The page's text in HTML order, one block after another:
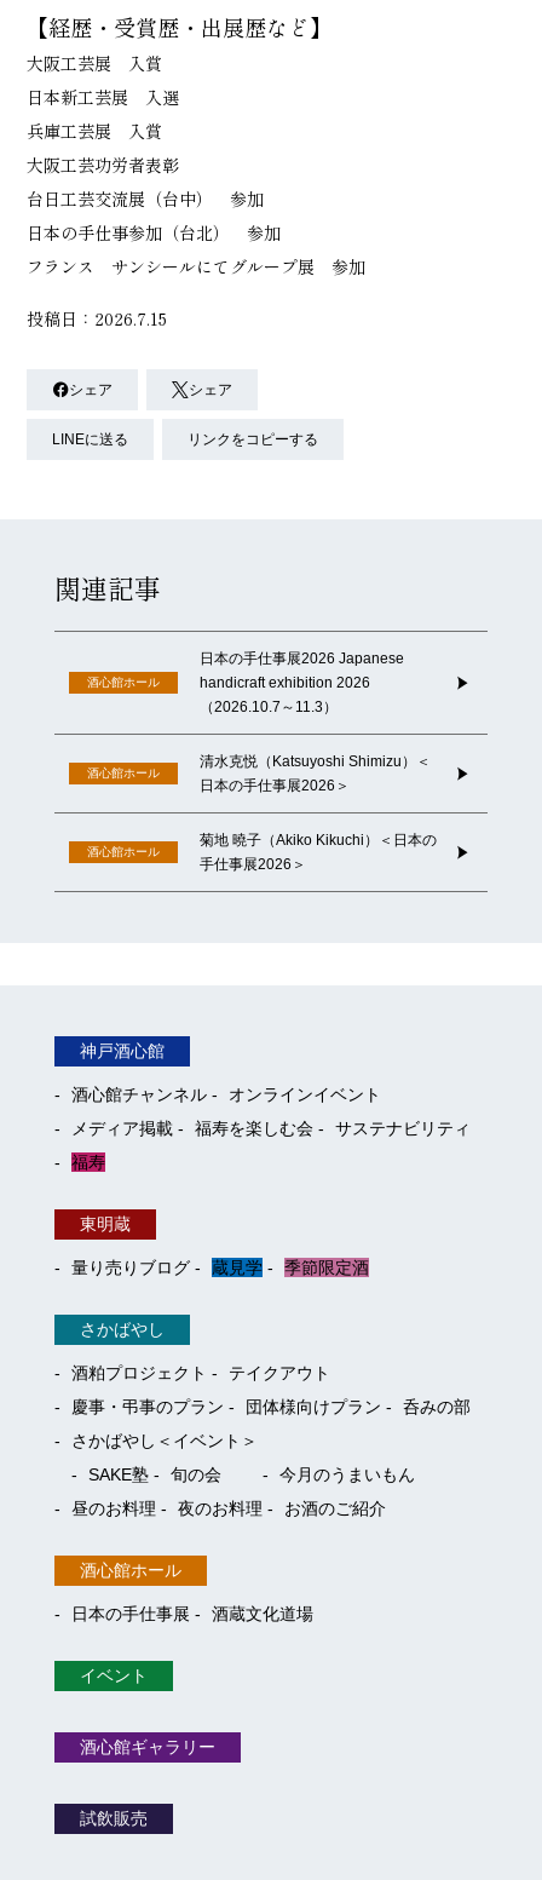
【経歴・受賞歴・出展歴など】
大阪工芸展 入賞
日本新工芸展 入選
兵庫工芸展 入賞
大阪工芸功労者表彰
台日工芸交流展（台中） 参加
日本の手仕事参加（台北） 参加
フランス サンシールにてグループ展 参加
投稿日：2026.7.15
シェア シェア
LINEに送る リンクをコピーする
関連記事
酒心館ホール
日本の手仕事展2026 Japanese
handicraft exhibition 2026
（2026.10.7～11.3）
酒心館ホール
清水克悦（Katsuyoshi Shimizu）＜
日本の手仕事展2026＞
酒心館ホール
菊地 曉⼦（Akiko Kikuchi）＜日本の
手仕事展2026＞
神戸酒心館
酒心館チャンネル
オンラインイベント
メディア掲載
福寿を楽しむ会
サステナビリティ
福寿
東明蔵
量り売りブログ 蔵見学 季節限定酒
さかばやし
酒粕プロジェクト
テイクアウト
慶事・弔事のプラン
団体様向けプラン
呑みの部
さかばやし＜イベント＞
SAKE塾
旬の会
今月のうまいもん
昼のお料理
夜のお料理 お酒のご紹介
酒心館ホール
日本の手仕事展 酒蔵文化道場
イベント
酒心館ギャラリー
試飲販売